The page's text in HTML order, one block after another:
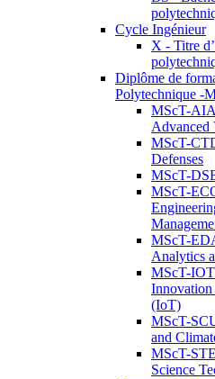
Cycle Ingénieur
X - Titre
Diplôme de
Polytechnique -
MScT-
Advanced
MScT-
Defenses
MScT-
MScT-
MScT-
Analytics
MScT-
Innovation
(IoT)
MScT-
and
MScT-
Science